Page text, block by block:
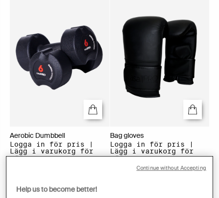
Aerobic Dumbbell
Logga in för pris |
Lägg i varukorg för
offert
Bag gloves
Logga in för pris |
Lägg i varukorg för
offert
Help us to become better!
Continue without Accepting